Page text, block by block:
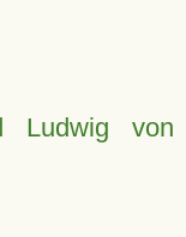
Ludwig von